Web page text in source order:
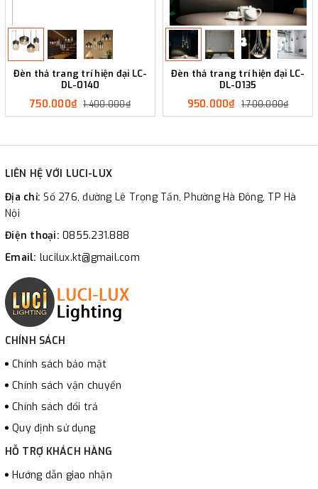
Đèn thả trang trí hiện đại LC-
DL-0140
750.000₫ 1.400.000₫
Đèn thả trang trí hiện đại LC-
DL-0135
950.000₫ 1.700.000₫
LIÊN HỆ VỚI LUCI-LUX
Địa chỉ:Số 276, đường Lê Trọng Tấn, Phường Hà Đông, TP Hà
Nội
Điện thoại: 0855.231.888
Email: lucilux.kt@gmail.com
CHÍNH SÁCH
Chính sách bảo mật
Chính sách vận chuyển
Chính sách đổi trả
Quy định sử dụng
HỖ TRỢ KHÁCH HÀNG
Hướng dẫn giao nhận